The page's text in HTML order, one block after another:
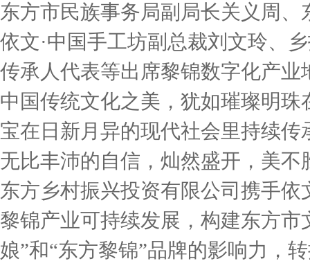
东方市民族事务局副局长关义周
依文·中国手工坊副总裁刘文玲、
传承人代表等出席黎锦数字化产业
中国传统文化之美，犹如璀璨明
宝在日新月异的现代社会里持续
无比丰沛的自信，灿然盛开，美不
东方乡村振兴投资有限公司携手
黎锦产业可持续发展，构建东方
娘”和“东方黎锦”品牌的影响力，